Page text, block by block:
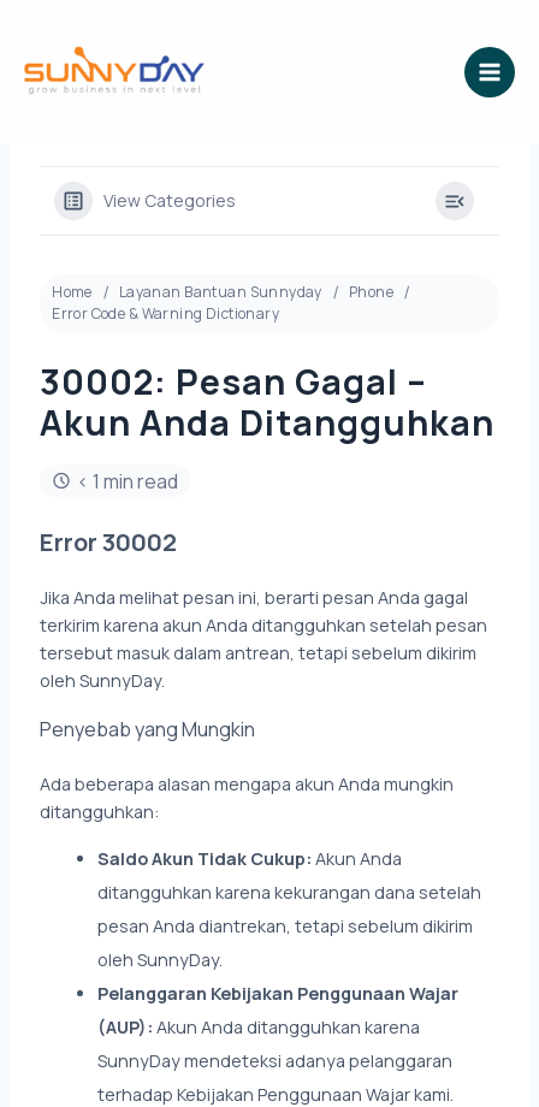
konten
View Categories
Home Layanan Bantuan Sunnyday
Phone
Error Code & Warning Dictionary
30002: Pesan Gagal –
Akun Anda Ditangguhkan
< 1 min read
Error 30002
Jika Anda melihat pesan ini, berarti pesan Anda gagal
terkirim karena akun Anda ditangguhkan setelah pesan
tersebut masuk dalam antrean, tetapi sebelum dikirim
oleh SunnyDay.
Penyebab yang Mungkin
Ada beberapa alasan mengapa akun Anda mungkin
ditangguhkan:
Saldo Akun Tidak Cukup: Akun Anda
ditangguhkan karena kekurangan dana setelah
pesan Anda diantrekan, tetapi sebelum dikirim
oleh SunnyDay.
Pelanggaran Kebijakan Penggunaan Wajar
(AUP): Akun Anda ditangguhkan karena
SunnyDay mendeteksi adanya pelanggaran
terhadap Kebijakan Penggunaan Wajar kami.